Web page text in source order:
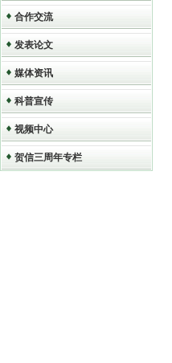
合作交流
发表论文
媒体资讯
科普宣传
视频中心
贺信三周年专栏